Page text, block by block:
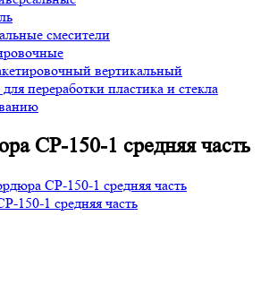
смесители
вертикальный
переработки пластика и стекла
СР-150-1 средняя часть